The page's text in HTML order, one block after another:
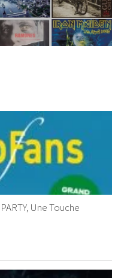
Une Touche